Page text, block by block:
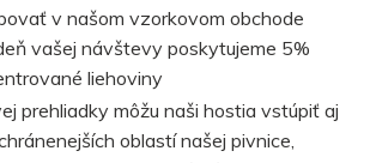
v našom vzorkovom obchode
vašej návštevy poskytujeme 5%
liehoviny
prehliadky môžu naši hostia vstúpiť aj
oblastí našej pivnice,